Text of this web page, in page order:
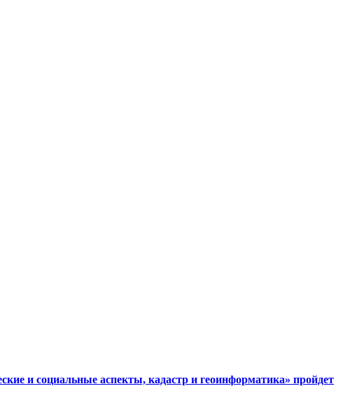
и социальные аспекты, кадастр и геоинформатика» пройдет